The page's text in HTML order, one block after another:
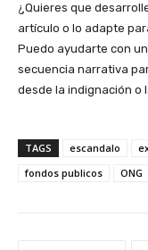
¿Quieres que
artículo o lo adapte
Puedo ayudarte con
secuencia narrativa
desde la indignación o
TAGS escandalo
fondos publicos
ONG